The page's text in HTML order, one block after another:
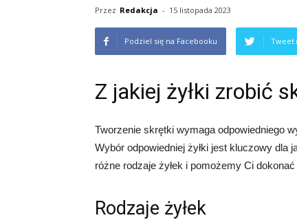
Przez Redakcja - 15 listopada 2023
Podziel się na Facebooku Tweet
Z jakiej żyłki zrobić
Tworzenie skrętki wymaga odpowiedniego
Wybór odpowiedniej żyłki jest kluczowy
różne rodzaje żyłek i pomożemy Ci
Rodzaje żyłek